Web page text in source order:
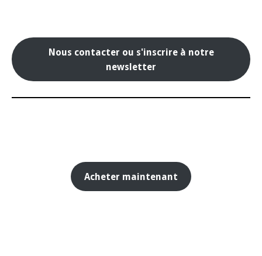
Nous contacter ou s'inscrire à notre
newsletter
Acheter maintenant